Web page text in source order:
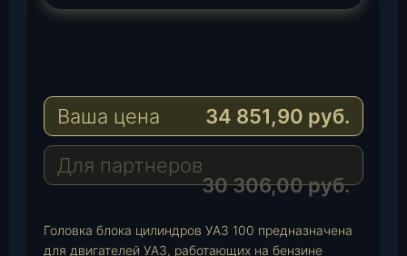
e
r
a
m
a
s
A
p
a
i
l
Ваша цена 34 851,90 руб.
Для партнеров
30 306,00руб.
Головка блока цилиндров УАЗ 100 предназначена
для двигателей УАЗ, работающих на бензине